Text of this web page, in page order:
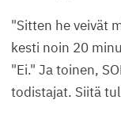
"Sitten he veivät
kesti noin 20
"Ei." Ja toinen,
todistajat. Siitä